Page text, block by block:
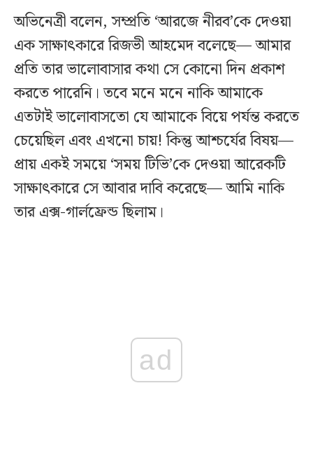
অভিনেত্রী বলেন, সম্প্রতি ‘আরজে নীরব’কে দেওয়া
এক সাক্ষাৎকারে রিজভী আহমেদ বলেছে— আমার
প্রতি তার ভালোবাসার কথা সে কোনো দিন প্রকাশ
করতে পারেনি। তবে মনে মনে নাকি আমাকে
এতটাই ভালোবাসতো যে আমাকে বিয়ে পর্যন্ত করতে
চেয়েছিল এবং এখনো চায়! কিন্তু আশ্চর্যের বিষয়—
প্রায় একই সময়ে ‘সময় টিভি’কে দেওয়া আরেকটি
সাক্ষাৎকারে সে আবার দাবি করেছে— আমি নাকি
তার এক্স-গার্লফ্রেন্ড ছিলাম।
ad